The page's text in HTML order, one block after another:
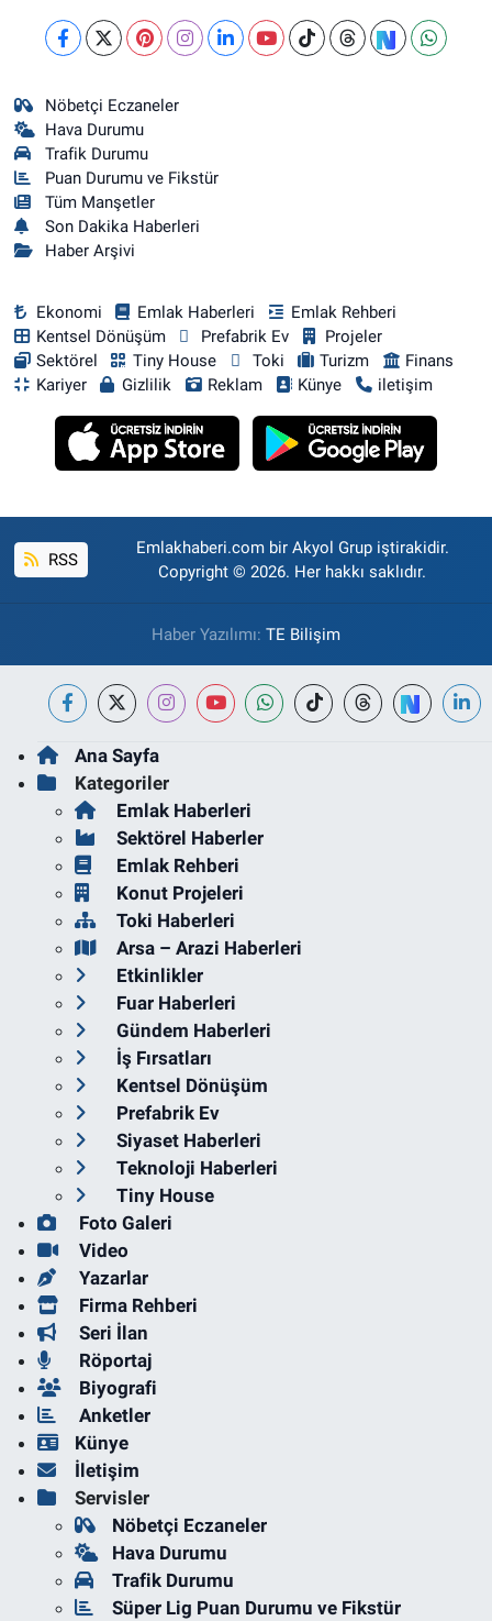
Nöbetçi Eczaneler
Hava Durumu
Trafik Durumu
Puan Durumu ve Fikstür
Tüm Manşetler
Son Dakika Haberleri
Haber Arşivi
Ekonomi Emlak Haberleri
Emlak Rehberi
Kentsel Dönüşüm
Prefabrik Ev
Projeler
Sektörel
Tiny House Toki Turizm
Finans
Kariyer
Gizlilik Reklam Künye iletişim
RSS
Emlakhaberi.com bir Akyol Grup iştirakidir.
Copyright © 2026. Her hakkı saklıdır.
Haber Yazılımı: TE Bilişim
Ana Sayfa
Kategoriler
Emlak Haberleri
Sektörel Haberler
Emlak Rehberi
Konut Projeleri
Toki Haberleri
Arsa – Arazi Haberleri
Etkinlikler
Fuar Haberleri
Gündem Haberleri
İş Fırsatları
Kentsel Dönüşüm
Prefabrik Ev
Siyaset Haberleri
Teknoloji Haberleri
Tiny House
Foto Galeri
Video
Yazarlar
Firma Rehberi
Seri İlan
Röportaj
Biyografi
Anketler
Künye
İletişim
Servisler
Nöbetçi Eczaneler
Hava Durumu
Trafik Durumu
Süper Lig Puan Durumu ve Fikstür